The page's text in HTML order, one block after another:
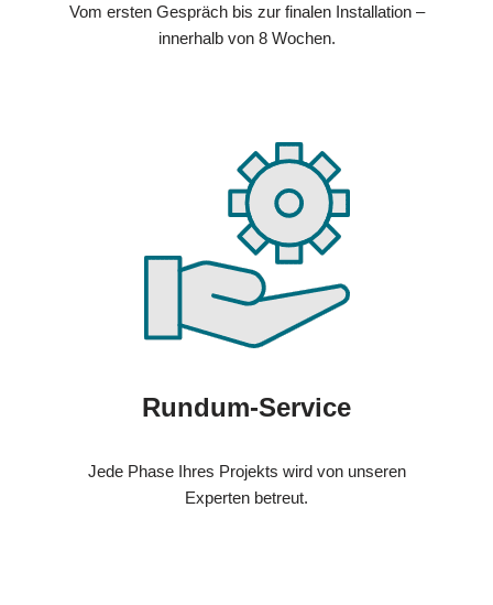
Vom ersten Gespräch bis zur finalen Installation –
innerhalb von 8 Wochen.
Rundum-Service
Jede Phase Ihres Projekts wird von unseren
Experten betreut.